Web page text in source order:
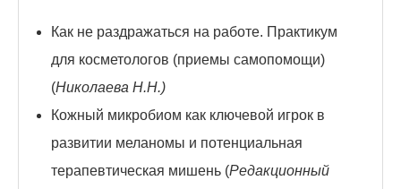
Как не раздражаться на работе. Практикум
для косметологов (приемы самопомощи)
(Николаева Н.Н.)
Кожный микробиом как ключевой игрок в
развитии меланомы и потенциальная
терапевтическая мишень (Редакционный